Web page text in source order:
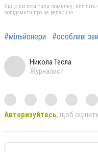
Якщо ви помітили помилку, виділіть
повідомити про це редакцію
#мільйонери #особливі
Никола Тесла
Журналист
Авторизуйтесь, щоб оцінити